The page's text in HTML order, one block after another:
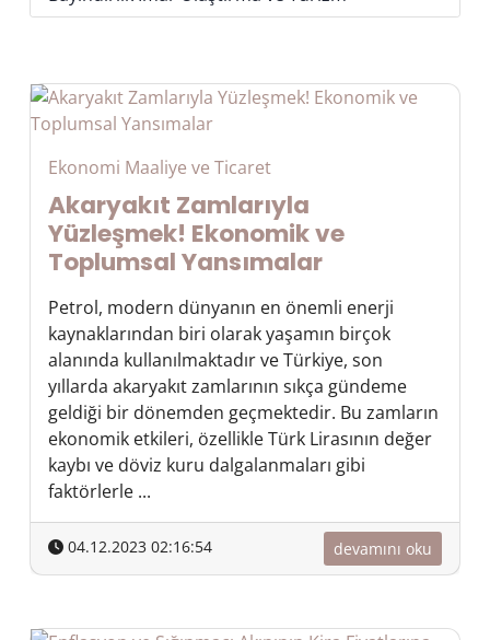
Ekonomi Maaliye ve Ticaret
Akaryakıt Zamlarıyla
Yüzleşmek! Ekonomik ve
Toplumsal Yansımalar
Petrol, modern dünyanın en önemli enerji
kaynaklarından biri olarak yaşamın birçok
alanında kullanılmaktadır ve Türkiye, son
yıllarda akaryakıt zamlarının sıkça gündeme
geldiği bir dönemden geçmektedir. Bu zamların
ekonomik etkileri, özellikle Türk Lirasının değer
kaybı ve döviz kuru dalgalanmaları gibi
faktörlerle ...
04.12.2023 02:16:54 devamını oku